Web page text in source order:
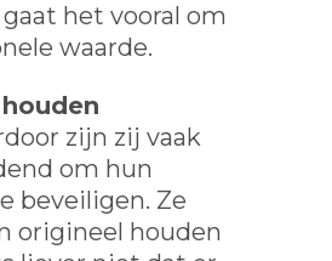
het vooral om
waarde.
zijn zij vaak
om hun
beveiligen. Ze
origineel houden